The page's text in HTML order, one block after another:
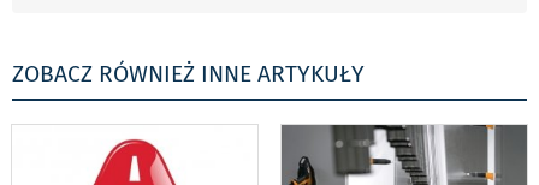
ZOBACZ RÓWNIEŻ INNE ARTYKUŁY